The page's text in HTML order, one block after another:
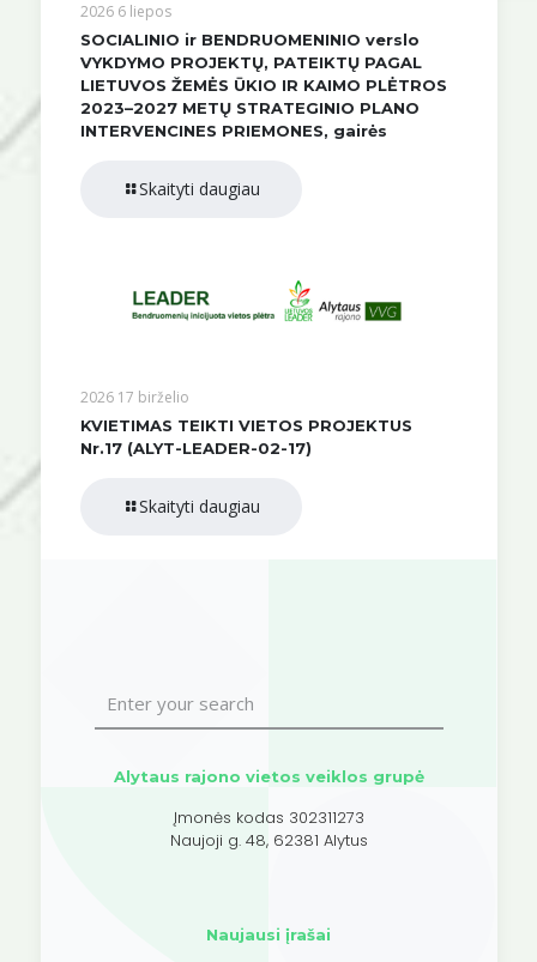
2026 6 liepos
SOCIALINIO ir BENDRUOMENINIO verslo
VYKDYMO PROJEKTŲ, PATEIKTŲ PAGAL
LIETUVOS ŽEMĖS ŪKIO IR KAIMO PLĖTROS
2023–2027 METŲ STRATEGINIO PLANO
INTERVENCINES PRIEMONES, gairės
Skaityti daugiau
2026 17 birželio
KVIETIMAS TEIKTI VIETOS PROJEKTUS
Nr.17 (ALYT-LEADER-02-17)
Skaityti daugiau
Alytaus rajono vietos veiklos grupė
Įmonės kodas 302311273
Naujoji g. 48, 62381 Alytus
Naujausi įrašai